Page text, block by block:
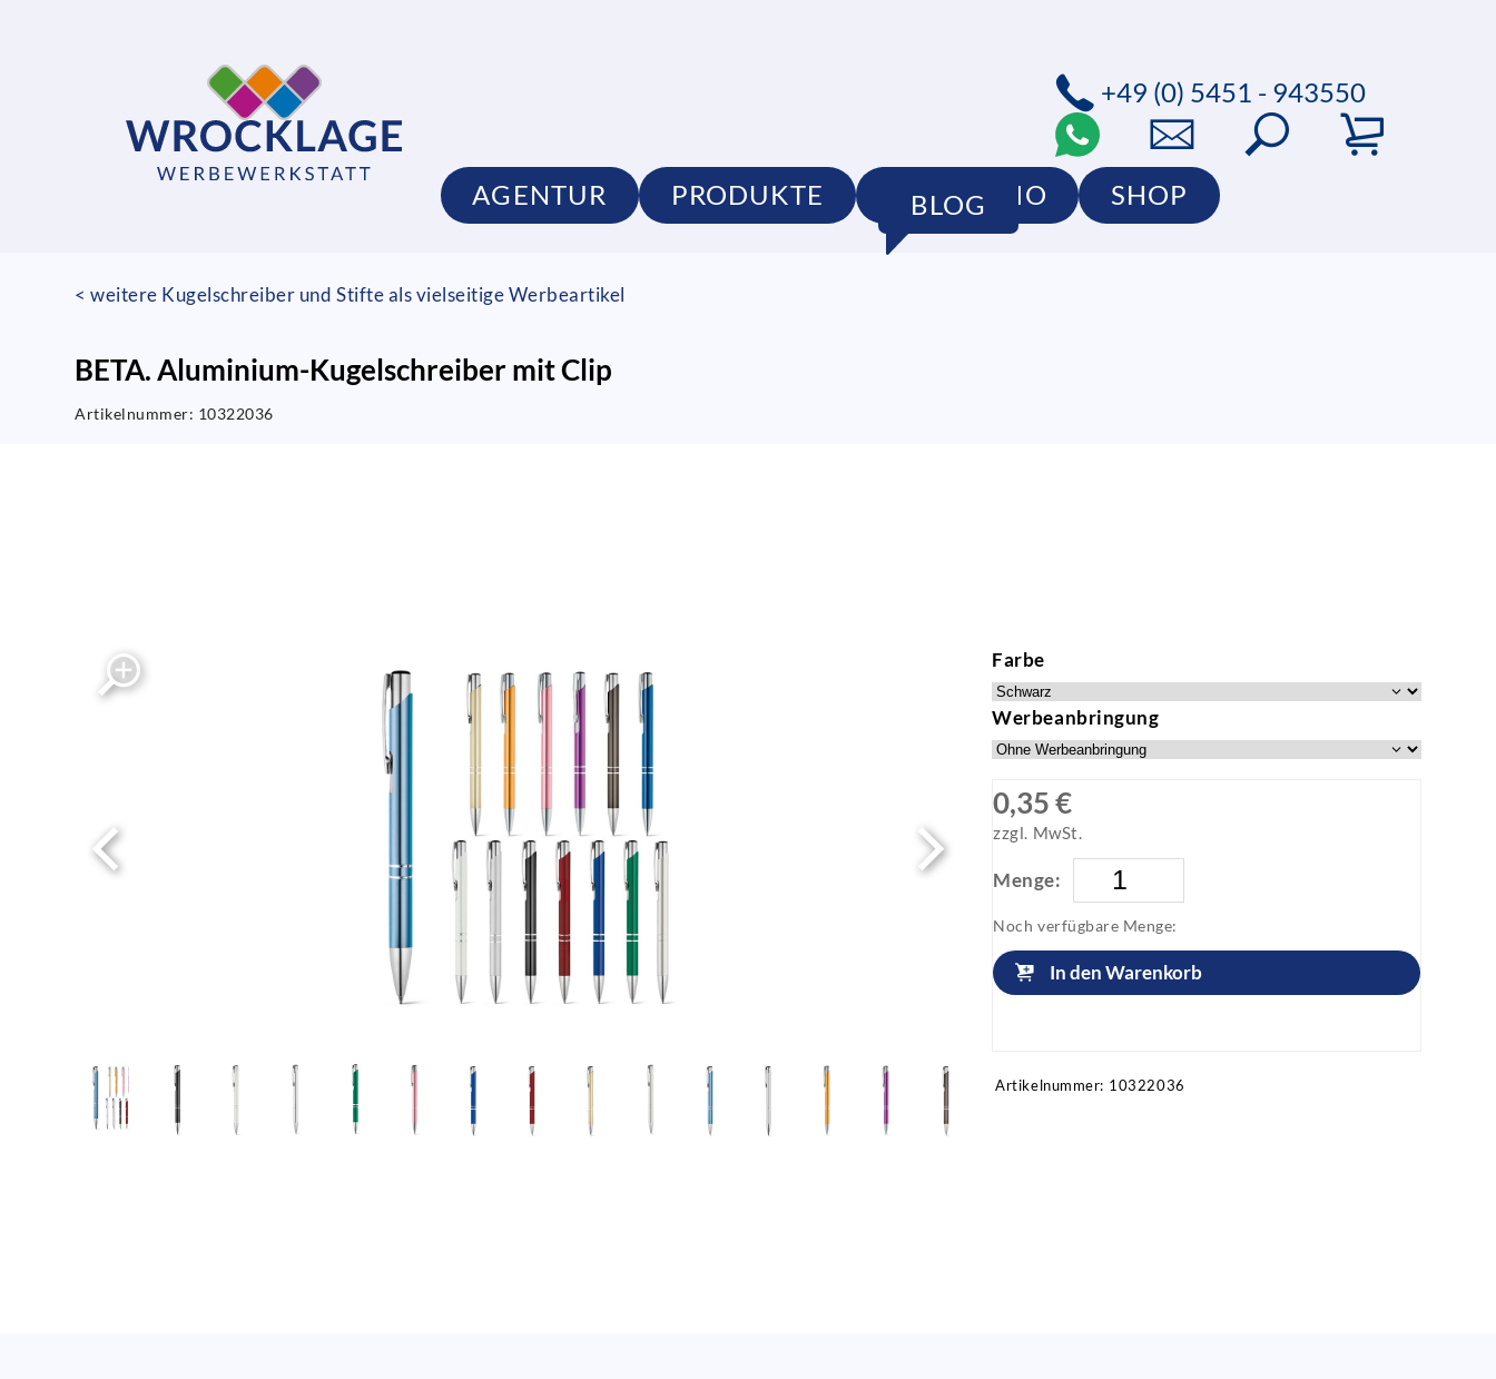
AGENTUR PRODUKTE PORTFOLIO SHOP
BLOG
+49 (0) 5451 - 943550
< weitere Kugelschreiber und Stifte als vielseitige Werbeartikel
BETA. Aluminium-Kugelschreiber mit Clip
Artikelnummer: 10322036
Farbe
Werbeanbringung
0,35 €
zzgl. MwSt.
Menge:
Noch verfügbare Menge:
In den Warenkorb
Artikelnummer: 10322036